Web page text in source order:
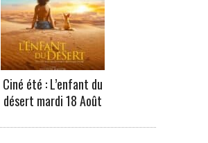
Ciné été : L’enfant du
désert mardi 18 Août